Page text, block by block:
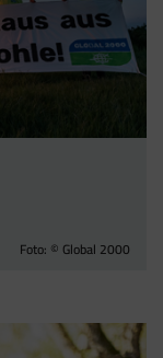
Foto: © Global 2000